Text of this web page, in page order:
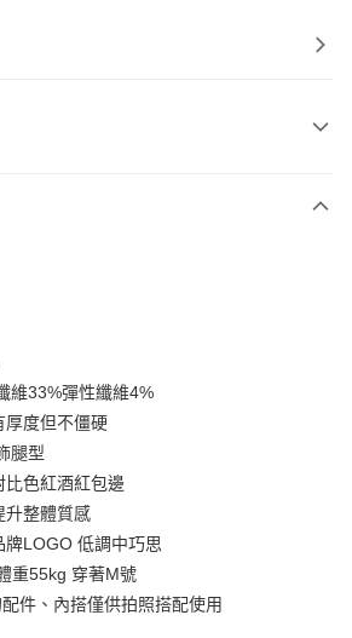
台北富邦商業銀行
兆豐國際商業銀行
華泰商業銀行
遠東國際商業銀行
星展（台灣）商業銀行
中國信託商業銀行
維33%彈性纖維4%
厚度但不僵硬
腿型
色紅酒紅包邊
升整體質感
LOGO 低調中巧思
重55kg 穿著M號
件、內搭僅供拍照搭配使用